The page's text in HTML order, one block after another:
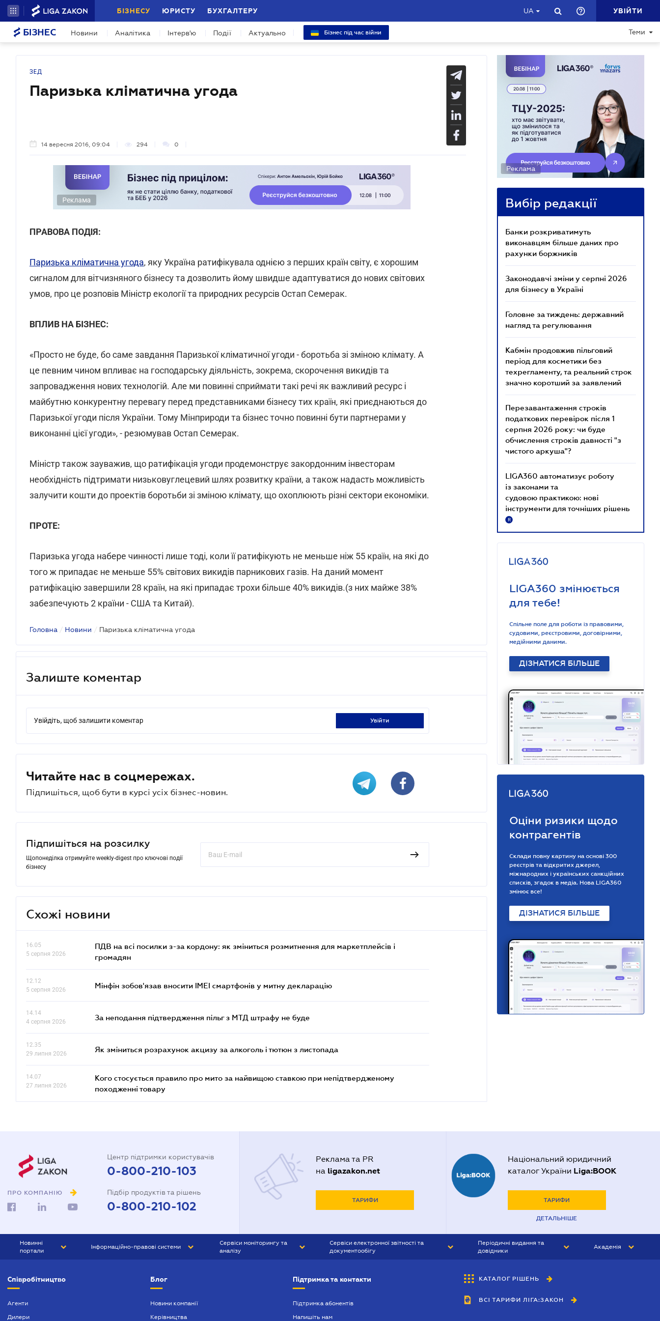
БІЗНЕСУ ЮРИСТУ БУХГАЛТЕРУ UA УВІЙТИ
БІЗНЕС Новини Аналітика Інтерв'ю Події Актуально Бізнес під час війни Теми
ЗЕД
Паризька кліматична угода
14 вересня 2016, 09:04 294 0
Реклама
ПРАВОВА ПОДІЯ:
Паризька кліматична угода, яку Україна ратифікувала однією з перших країн світу, є хорошим
сигналом для вітчизняного бізнесу та дозволить йому швидше адаптуватися до нових світових
умов, про це розповів Міністр екології та природних ресурсів Остап Семерак.
ВПЛИВ НА БІЗНЕС:
«Просто не буде, бо саме завдання Паризької кліматичної угоди - боротьба зі зміною клімату. А
це певним чином впливає на господарську діяльність, зокрема, скорочення викидів та
запровадження нових технологій. Але ми повинні сприймати такі речі як важливий ресурс і
майбутню конкурентну перевагу перед представниками бізнесу тих країн, які приєднаються до
Паризької угоди після України. Тому Мінприроди та бізнес точно повинні бути партнерами у
виконанні цієї угоди», - резюмував Остап Семерак.
Міністр також зауважив, що ратифікація угоди продемонструє закордонним інвесторам
необхідність підтримати низьковуглецевий шлях розвитку країни, а також надасть можливість
залучити кошти до проектів боротьби зі зміною клімату, що охоплюють різні сектори економіки.
ПРОТЕ:
Паризька угода набере чинності лише тоді, коли її ратифікують не меньше ніж 55 країн, на які до
того ж припадає не меньше 55% світових викидів парникових газів. На даний момент
ратифікацію завершили 28 країн, на які припадає трохи більше 40% викидів.(з них майже 38%
забезпечують 2 країни - США та Китай).
Головна / Новини / Паризька кліматична угода
Залиште коментар
Увійдіть, щоб залишити коментар увійти
Читайте нас в соцмережах.
Підпишіться, щоб бути в курсі усіх бізнес-новин.
Підпишіться на розсилку
Щопонеділка отримуйте weekly-digest про ключові події
бізнесу
Схожі новини
16.05
5 серпня 2026
ПДВ на всі посилки з-за кордону: як зміниться розмитнення для маркетплейсів і
громадян
12.12
5 серпня 2026
Мінфін зобов'язав вносити IMEI смартфонів у митну декларацію
14.14
4 серпня 2026
За неподання підтвердження пільг з МТД штрафу не буде
12.35
29 липня 2026
Як зміниться розрахунок акцизу за алкоголь і тютюн з листопада
14.07
27 липня 2026
Кого стосується правило про мито за найвищою ставкою при непідтвердженому
походженні товару
Реклама
Вибір редакції
Банки розкриватимуть
виконавцям більше даних про
рахунки боржників
Законодавчі зміни у серпні 2026
для бізнесу в Україні
Головне за тиждень: державний
нагляд та регулювання
Кабмін продовжив пільговий
період для косметики без
техрегламенту, та реальний строк
значно коротший за заявлений
Перезавантаження строків
податкових перевірок після 1
серпня 2026 року: чи буде
обчислення строків давності "з
чистого аркуша"?
LIGA360 автоматизує роботу
із законами та
судовою практикою: нові
інструменти для точніших рішень
R
LIGA360 змінюється
для тебе!
Спільне поле для роботи із правовими,
судовими, реєстровими, договірними,
медійними даними.
ДІЗНАТИСЯ БІЛЬШЕ
Оціни ризики щодо
контрагентів
Склади повну картину на основі 300
реєстрів та відкритих джерел,
міжнародних і українських санкційних
списків, згадок в медіа. Нова LIGA360
змінює все!
ДІЗНАТИСЯ БІЛЬШЕ
ПРО КОМПАНІЮ
Центр підтримки користувачів
0-800-210-103
Підбір продуктів та рішень
0-800-210-102
Реклама та PR
на ligazakon.net
ТАРИФИ
Національний юридичний
каталог України Liga:BOOK
ТАРИФИ
ДЕТАЛЬНІШЕ
Новинні
портали
БІЗНЕС
Інформаційно-правові системи
БУХГАЛТЕР ПРОФ
Сервіси моніторингу та
аналізу
Сервіси електронної звітності та
документообігу
Періодичні видання та
довідники
БУХГАЛТЕР&ЗАКОН
ВІСНИК МСФЗ
Академія
Співробітництво
Агенти
Дилери
Блог
Новини компанії
Керівництва
Підтримка та контакти
Підтримка абонентів
Напишіть нам
КАТАЛОГ РІШЕНЬ
ВСІ ТАРИФИ ЛІГА:ЗАКОН